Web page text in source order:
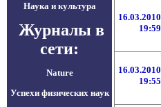
Наука и культура
Журналы в
сети:
Nature
Успехи физических наук
16.03.2010
19:59
16.03.2010
19:55